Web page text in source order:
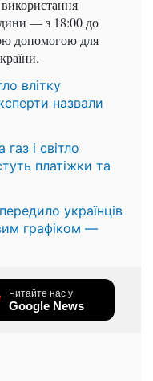
— з 18:00 до
допомогою для
влітку
назвали
і світло
платіжки та
українців
графіком —
Читайте нас у
Google News